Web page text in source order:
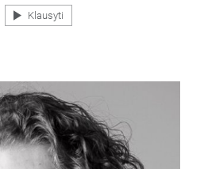
Klausyti